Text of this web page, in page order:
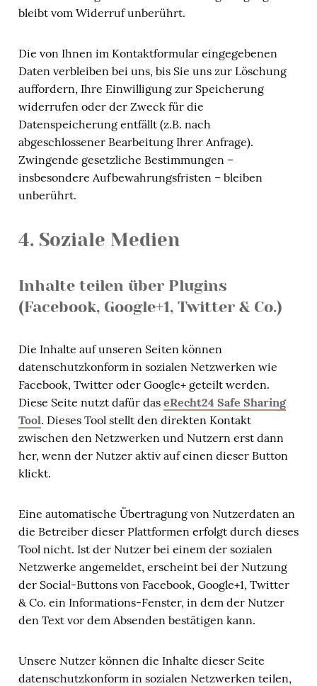
bleibt vom Widerruf unberührt.
Die von Ihnen im Kontaktformular eingegebenen
Daten verbleiben bei uns, bis Sie uns zur Löschung
auffordern, Ihre Einwilligung zur Speicherung
widerrufen oder der Zweck für die
Datenspeicherung entfällt (z.B. nach
abgeschlossener Bearbeitung Ihrer Anfrage).
Zwingende gesetzliche Bestimmungen –
insbesondere Aufbewahrungsfristen – bleiben
unberührt.
4. Soziale Medien
Inhalte teilen über Plugins
(Facebook, Google+1, Twitter & Co.)
Die Inhalte auf unseren Seiten können
datenschutzkonform in sozialen Netzwerken wie
Facebook, Twitter oder Google+ geteilt werden.
Diese Seite nutzt dafür das eRecht24 Safe Sharing
Tool. Dieses Tool stellt den direkten Kontakt
zwischen den Netzwerken und Nutzern erst dann
her, wenn der Nutzer aktiv auf einen dieser Button
klickt.
Eine automatische Übertragung von Nutzerdaten an
die Betreiber dieser Plattformen erfolgt durch dieses
Tool nicht. Ist der Nutzer bei einem der sozialen
Netzwerke angemeldet, erscheint bei der Nutzung
der Social-Buttons von Facebook, Google+1, Twitter
& Co. ein Informations-Fenster, in dem der Nutzer
den Text vor dem Absenden bestätigen kann.
Unsere Nutzer können die Inhalte dieser Seite
datenschutzkonform in sozialen Netzwerken teilen,